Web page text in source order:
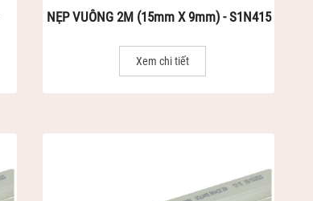
NẸP VUÔNG 2M (15mm X 9mm) - S1N415
Xem chi tiết